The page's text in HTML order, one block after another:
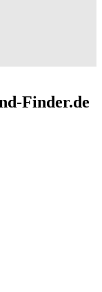
Finder.de